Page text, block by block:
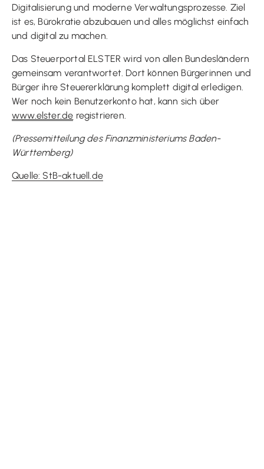
Digitalisierung und moderne Verwaltungsprozesse. Ziel
ist es, Bürokratie abzubauen und alles möglichst einfach
und digital zu machen.
Das Steuerportal ELSTER wird von allen Bundesländern
gemeinsam verantwortet. Dort können Bürgerinnen und
Bürger ihre Steuererklärung komplett digital erledigen.
Wer noch kein Benutzerkonto hat, kann sich über
www.elster.de registrieren.
(Pressemitteilung des Finanzministeriums Baden-
Württemberg)
Quelle: StB-aktuell.de